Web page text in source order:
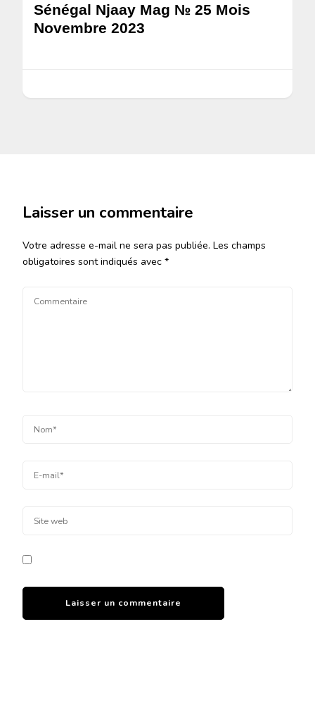
Sénégal Njaay Mag № 25 Mois
Novembre 2023
Laisser un commentaire
Votre adresse e-mail ne sera pas publiée. Les champs
obligatoires sont indiqués avec *